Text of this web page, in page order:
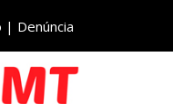
| Denúncia